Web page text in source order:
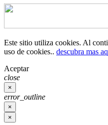
Este sitio utiliza cookies. Al
uso de cookies.. descubra mas
Aceptar
close
×
error_outline
×
×